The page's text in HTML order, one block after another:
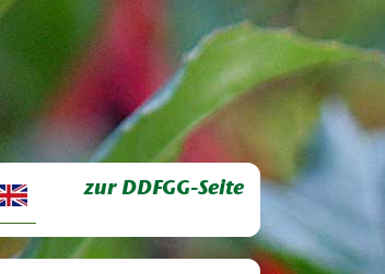
zur DDFGG-Seite